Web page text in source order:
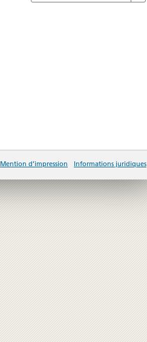
Mention d’impression Informations juridiques